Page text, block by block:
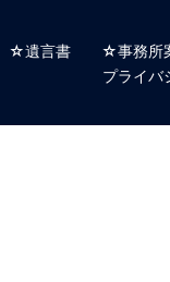
☆遺言書 ☆事務所
プライバ